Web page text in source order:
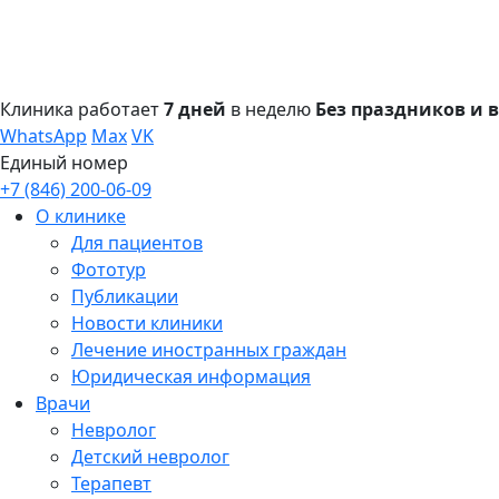
Клиника работает7 дней в неделю Без праздников и
WhatsApp MaxVK
Единый номер
+7 (846) 200-06-09
О клинике
Для пациентов
Фототур
Публикации
Новости клиники
Лечение иностранных граждан
Юридическая информация
Врачи
Невролог
Детский невролог
Терапевт